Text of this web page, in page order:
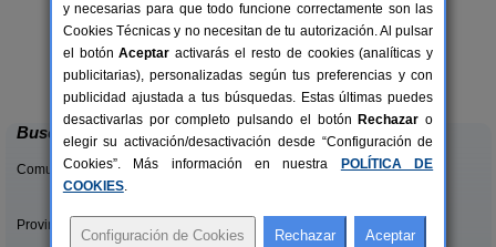
12 pers.
desde25 €
Rectoral de Candás
Rairiz de Veiga (Ourense)
Buscar
Comunidades:
Provincias/Islas:
y necesarias para que todo funcione correctamente son las
Cookies Técnicas y no necesitan de tu autorización. Al pulsar
el botónAceptar activarás el resto de cookies (analíticas y
publicitarias), personalizadas según tus preferencias y con
publicidad ajustada a tus búsquedas. Estas últimas puedes
desactivarlas por completo pulsando el botón Rechazar o
elegir su activación/desactivación desde “Configuración de
Cookies”. Más información en nuestra
POLÍTICA DE
COOKIES.